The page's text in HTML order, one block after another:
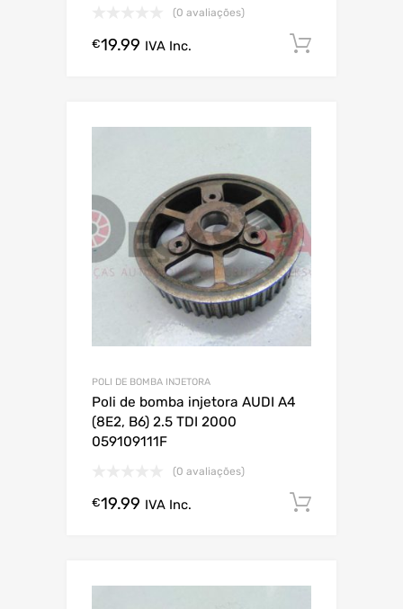
(0 avaliações)
€19.99 IVA Inc.
POLI DE BOMBA INJETORA
Poli de bomba injetora AUDI A4
(8E2, B6) 2.5 TDI 2000
059109111F
(0 avaliações)
€19.99 IVA Inc.